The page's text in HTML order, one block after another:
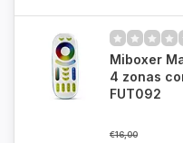
Miboxer
4 zonas
FUT092
€16,00